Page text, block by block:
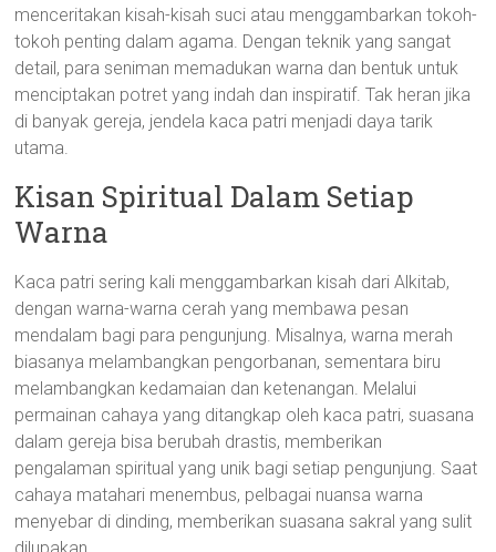
menceritakan kisah-kisah suci atau menggambarkan tokoh-
tokoh penting dalam agama. Dengan teknik yang sangat
detail, para seniman memadukan warna dan bentuk untuk
menciptakan potret yang indah dan inspiratif. Tak heran jika
di banyak gereja, jendela kaca patri menjadi daya tarik
utama.
Kisan Spiritual Dalam Setiap
Warna
Kaca patri sering kali menggambarkan kisah dari Alkitab,
dengan warna-warna cerah yang membawa pesan
mendalam bagi para pengunjung. Misalnya, warna merah
biasanya melambangkan pengorbanan, sementara biru
melambangkan kedamaian dan ketenangan. Melalui
permainan cahaya yang ditangkap oleh kaca patri, suasana
dalam gereja bisa berubah drastis, memberikan
pengalaman spiritual yang unik bagi setiap pengunjung. Saat
cahaya matahari menembus, pelbagai nuansa warna
menyebar di dinding, memberikan suasana sakral yang sulit